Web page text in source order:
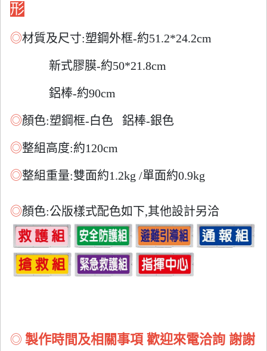
形
◎材質及尺寸:塑鋼外框-約51.2*24.2cm
新式膠膜-約50*21.8cm
鋁棒-約90cm
◎顏色:塑鋼框-白色 鋁棒-銀色
◎整組高度:約120cm
◎整組重量:雙面約1.2kg /單面約0.9kg
◎顏色:公版樣式配色如下,其他設計另洽
◎ 製作時間及相關事項 歡迎來電洽詢 謝謝